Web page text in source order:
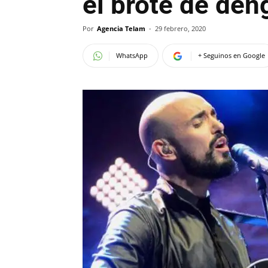
Por Agencia Telam - 29 febrero, 2020
WhatsApp + Seguinos en Google